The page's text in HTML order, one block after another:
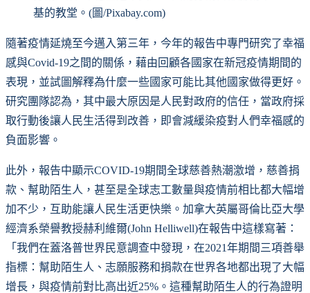
基的教堂。(圖/Pixabay.com)
隨著疫情延燒至今邁入第三年，今年的報告中專門研究了幸福
感與Covid-19之間的關係，藉由回顧各國家在新冠疫情期間的
表現，並試圖解釋為什麼一些國家可能比其他國家做得更好。
研究團隊認為，其中最大原因是人民對政府的信任，當政府採
取行動後讓人民生活得到改善，即會減緩染疫對人們幸福感的
負面影響。
此外，報告中顯示COVID-19期間全球慈善熱潮激增，慈善捐
款、幫助陌生人，甚至是全球志工數量與疫情前相比都大幅增
加不少，互助能讓人民生活更快樂。加拿大英屬哥倫比亞大學
經濟系榮譽教授赫利維爾(John Helliwell)在報告中這樣寫著：
「我們在蓋洛普世界民意調查中發現，在2021年期間三項善舉
指標：幫助陌生人、志願服務和捐款在世界各地都出現了大幅
增長，與疫情前對比高出近25%。這種幫助陌生人的行為證明